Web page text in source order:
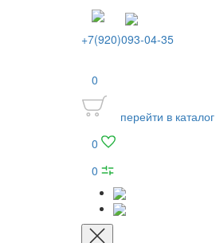
+7(920)093-04-35
0
перейти в каталог
0
0